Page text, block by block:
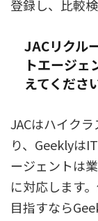
登録し、比較
JACリクル
トエージェ
えてくださ
JACはハイク
り、Geeklyは
ージェントは
に対応します
目指すなら